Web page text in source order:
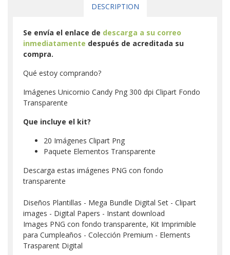
DESCRIPTION
Se envía el enlace de descarga a su correo
inmediatamente después de acreditada su
compra.
Qué estoy comprando?
Imágenes Unicornio Candy Png 300 dpi Clipart Fondo
Transparente
Que incluye el kit?
20 Imágenes Clipart Png
Paquete Elementos Transparente
Descarga estas imágenes PNG con fondo
transparente
Diseños Plantillas - Mega Bundle Digital Set - Clipart
images - Digital Papers - Instant download
Images PNG con fondo transparente, Kit Imprimible
para Cumpleaños - Colección Premium - Elements
Trasparent Digital